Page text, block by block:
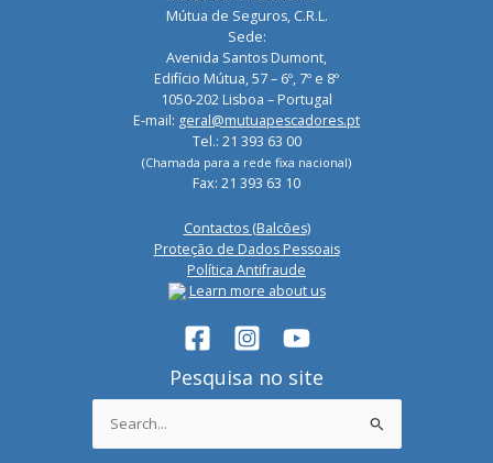
Mútua de Seguros, C.R.L.
Sede:
Avenida Santos Dumont,
Edifício Mútua, 57 – 6º, 7º e 8º
1050-202 Lisboa – Portugal
E-mail: geral@mutuapescadores.pt
Tel.: 21 393 63 00
(Chamada para a rede fixa nacional)
Fax: 21 393 63 10
Contactos (Balcões)
Proteção de Dados Pessoais
Política Antifraude
Learn more about us
Pesquisa no site
Search
for: